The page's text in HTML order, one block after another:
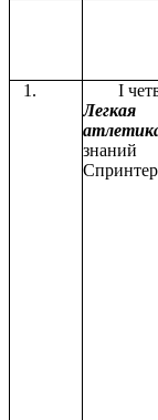
1.
I
Легкая
знаний